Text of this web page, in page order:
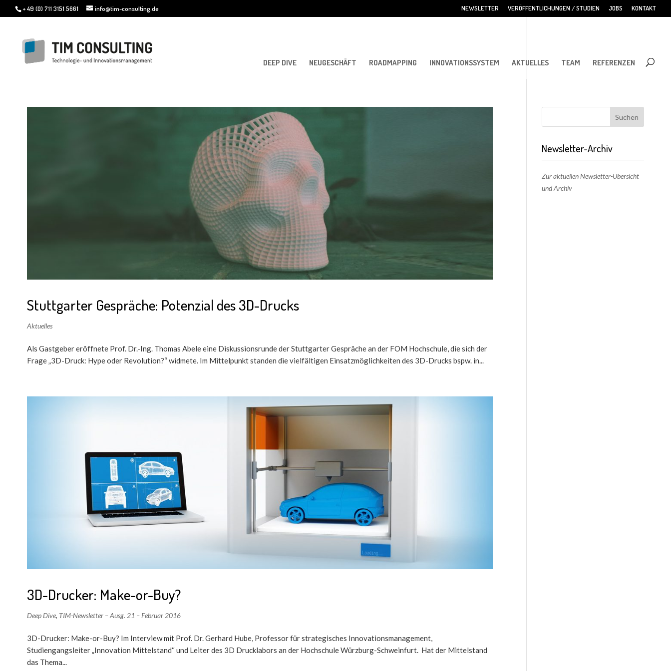
+ 49 (0) 711 3151 5661 info@tim-consulting.de NEWSLETTER VERÖFFENTLICHUNGEN / STUDIEN JOBS KONTAKT
DEEP DIVE NEUGESCHÄFT ROADMAPPING INNOVATIONSSYSTEM AKTUELLES TEAM REFERENZEN
Stuttgarter Gespräche: Potenzial des 3D-Drucks
Aktuelles
Als Gastgeber eröffnete Prof. Dr.-Ing. Thomas Abele eine Diskussionsrunde der Stuttgarter Gespräche an der FOM Hochschule, die sich der
Frage „3D-Druck: Hype oder Revolution?“ widmete. Im Mittelpunkt standen die vielfältigen Einsatzmöglichkeiten des 3D-Drucks bspw. in...
3D-Drucker: Make-or-Buy?
Deep Dive, TIM-Newsletter – Ausg. 21 – Februar 2016
3D-Drucker: Make-or-Buy? Im Interview mit Prof. Dr. Gerhard Hube, Professor für strategisches Innovationsmanagement,
Studiengangsleiter „Innovation Mittelstand“ und Leiter des 3D Drucklabors an der Hochschule Würzburg-Schweinfurt. Hat der Mittelstand
das Thema...
Newsletter-Archiv
Zur aktuellen Newsletter-Übersicht
und Archiv